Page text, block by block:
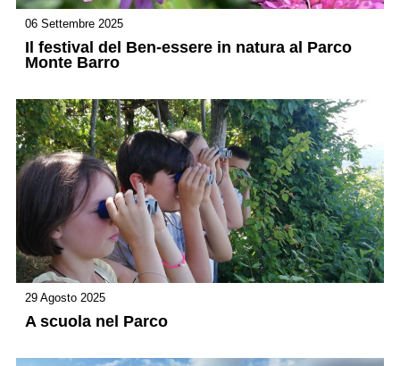
06 Settembre 2025
Il festival del Ben-essere in natura al Parco
Monte Barro
29 Agosto 2025
A scuola nel Parco